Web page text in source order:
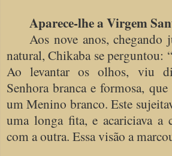
Aparece-lhe a Virgem
Aos nove anos,
natural, Chikaba se perguntou: “
Ao levantar os olhos, viu
Senhora branca e formosa,
um Menino branco. Este
uma longa fita, e acariciava a
com a outra. Essa visão a